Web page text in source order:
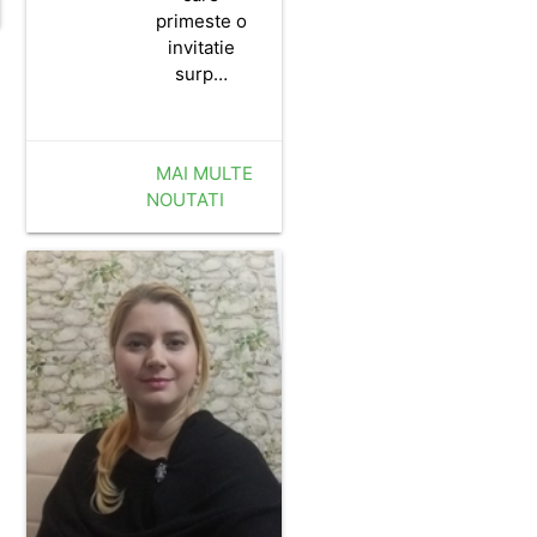
primeste o
invitatie
surp…
MAI MULTE
NOUTATI